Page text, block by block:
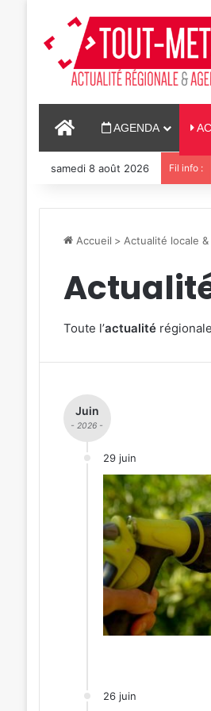
ACCUEILAGENDA
samedi 8 août 2026 Fil info :
Accueil > Actualité locale
Toute l’actualité
Juin
- 2026 -
29 juin
26 juin